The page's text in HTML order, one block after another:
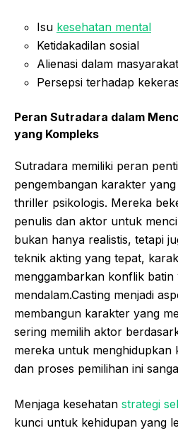
Isu kesehatan mental
Ketidakadilan sosial
Alienasi dalam
Persepsi terhadap
Peran Sutradara dalam
yang Kompleks
Sutradara memiliki peran
pengembangan karakter
thriller psikologis. Mereka
penulis dan aktor untuk
bukan hanya realistis, tetapi
teknik akting yang tepat,
menggambarkan konflik batin
mendalam.Casting menjadi
membangun karakter yang
sering memilih aktor
mereka untuk menghidupkan
dan proses pemilihan ini
Menjaga kesehatan strategi
kunci untuk kehidupan yang